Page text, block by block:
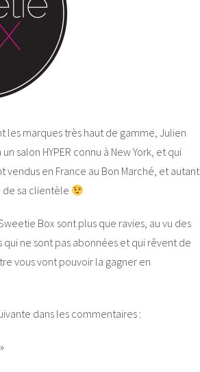
les marques très haut de gamme, Julien
salon HYPER connu à New York, et qui
en France au Bon Marché, et autant
de sa clientèle
Box sont plus que ravies, au vu des
qui ne sont pas abonnées et qui rêvent de
vous vont pouvoir la gagner en
dans les commentaires :